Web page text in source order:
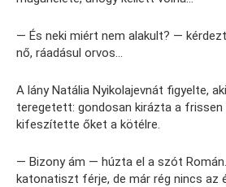
— És neki miért nem alakult? —
nő, ráadásul orvos…
A lány Natália Nyikolajevnát figyelte,
teregetett: gondosan kirázta a
kifeszítette őket a kötélre.
— Bizony ám — húzta el a szót
katonatiszt férje, de már rég nincs az